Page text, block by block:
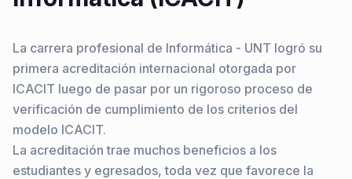
La carrera profesional de Informática - UNT logró su
primera acreditación internacional otorgada por
ICACIT luego de pasar por un rigoroso proceso de
verificación de cumplimiento de los criterios del
modelo ICACIT.
La acreditación trae muchos beneficios a los
estudiantes y egresados, toda vez que favorece la